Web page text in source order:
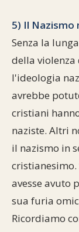
5) Il
Senza la
della
l'ideologia
avrebbe
cristiani
naziste. Altri
il nazismo in
avesse avuto
sua furia
Ricordiamo